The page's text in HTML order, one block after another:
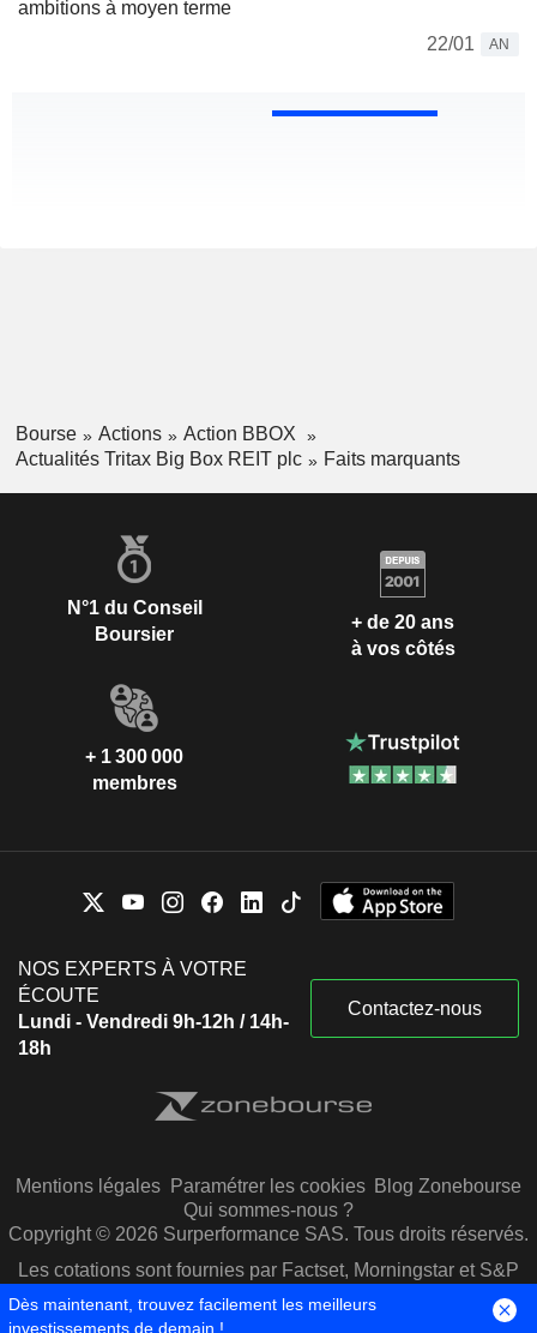
ambitions à moyen terme
22/01
AN
Bourse Actions
Action BBOX
Actualités Tritax Big Box REIT plc
Faits marquants
N°1 du Conseil
Boursier
+ de 20 ans
à vos côtés
+ 1 300 000
membres
NOS EXPERTS À VOTRE
ÉCOUTE
Lundi - Vendredi 9h-12h / 14h-
18h
Contactez-nous
Mentions légales Paramétrer les cookies Blog Zonebourse
Qui sommes-nous ?
Copyright © 2026 Surperformance SAS. Tous droits réservés.
Les cotations sont fournies par Factset, Morningstar et S&P
Capital IQ
Dès maintenant, trouvez facilement les meilleurs
investissements de demain !